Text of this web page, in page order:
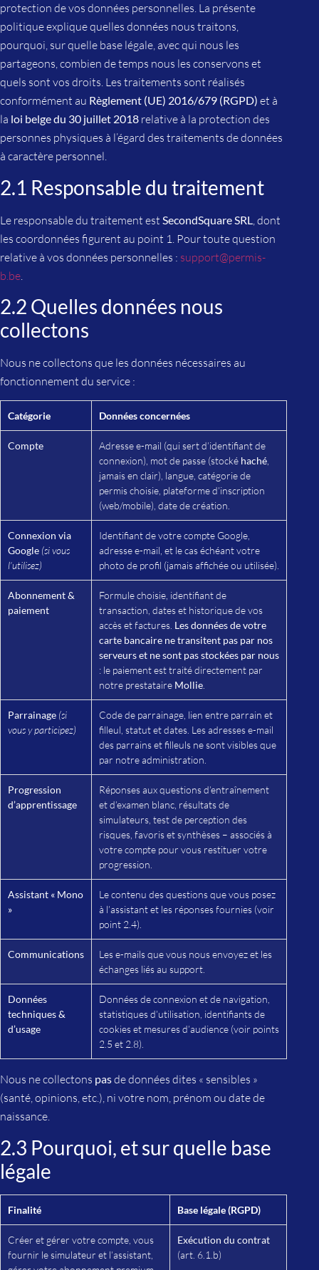
protection de vos données personnelles. La présente
politique explique quelles données nous traitons,
pourquoi, sur quelle base légale, avec qui nous les
partageons, combien de temps nous les conservons et
quels sont vos droits. Les traitements sont réalisés
conformément au Règlement (UE) 2016/679 (RGPD) et à
la loi belge du 30 juillet 2018 relative à la protection des
personnes physiques à l’égard des traitements de données
à caractère personnel.
2.1 Responsable du traitement
Le responsable du traitement est SecondSquare SRL , dont
les coordonnées figurent au point 1. Pour toute question
relative à vos données personnelles : support@permis-
b.be
2.2 Quelles données nous
collectons
Nous ne collectons que les données nécessaires au
fonctionnement du service :
Catégorie Données concernées
Compte
Adresse e-mail (qui sert d’identifiant de
connexion), mot de passe (stocké haché
jamais en clair), langue, catégorie de
permis choisie, plateforme d’inscription
(web/mobile), date de création.
Connexion via
Google (si vous
l’utilisez)
Identifiant de votre compte Google,
adresse e-mail, et le cas échéant votre
photo de profil (jamais affichée ou utilisée).
Abonnement &
paiement
Formule choisie, identifiant de
transaction, dates et historique de vos
accès et factures. Les données de votre
carte bancaire ne transitent pas par nos
serveurs et ne sont pas stockées par nous
: le paiement est traité directement par
notre prestataire Mollie
Parrainage (si
vous y participez)
Code de parrainage, lien entre parrain et
filleul, statut et dates. Les adresses e-mail
des parrains et filleuls ne sont visibles que
par notre administration.
Progression
d’apprentissage
Réponses aux questions d’entraînement
et d’examen blanc, résultats de
simulateurs, test de perception des
risques, favoris et synthèses – associés à
votre compte pour vous restituer votre
progression.
Assistant « Mono
»
Le contenu des questions que vous posez
à l’assistant et les réponses fournies (voir
point 2.4).
Communications
Les e-mails que vous nous envoyez et les
échanges liés au support.
Données
techniques &
d’usage
Données de connexion et de navigation,
statistiques d’utilisation, identifiants de
cookies et mesures d’audience (voir points
2.5 et 2.8).
Nous ne collectons pasde données dites « sensibles »
(santé, opinions, etc.), ni votre nom, prénom ou date de
naissance.
2.3 Pourquoi, et sur quelle base
légale
Finalité Base légale (RGPD)
Créer et gérer votre compte, vous
fournir le simulateur et l’assistant,
Exécution du contrat
(art. 6.1.b)